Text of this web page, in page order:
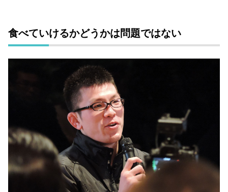
食べていけるかどうかは問題ではない